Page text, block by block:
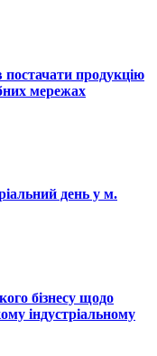
продукцію
мережах
день у м.
бізнесу щодо
індустріальному